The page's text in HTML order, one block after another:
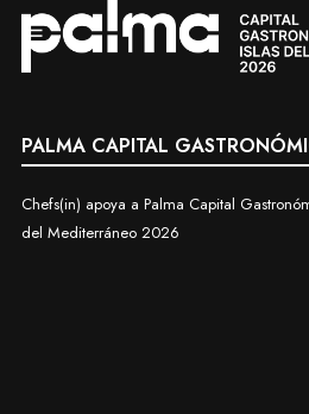
PALMA CAPITAL
Chefs(in) apoya a Palma Capital
del Mediterráneo 2026